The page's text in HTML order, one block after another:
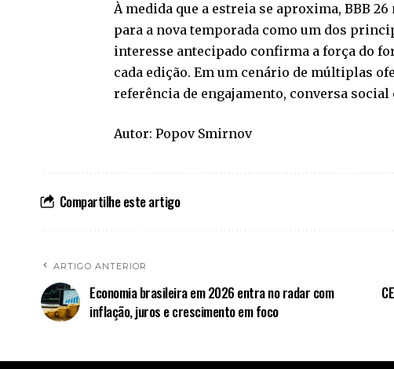
À medida que a estreia se aproxima, BBB
para a nova temporada como um dos
interesse antecipado confirma a força do
cada edição. Em um cenário de múltiplas
referência de engajamento, conversa
Autor: Popov Smirnov
Compartilhe este artigo
ARTIGO ANTERIOR
Economia brasileira em 2026 entra no radar com
inflação, juros e crescimento em foco